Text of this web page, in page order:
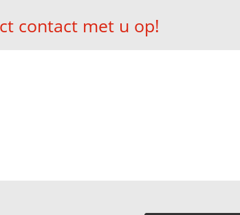
contact met u op!